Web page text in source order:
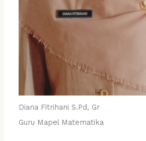
Diana Fitrihani S.Pd, Gr
Guru Mapel Matematika